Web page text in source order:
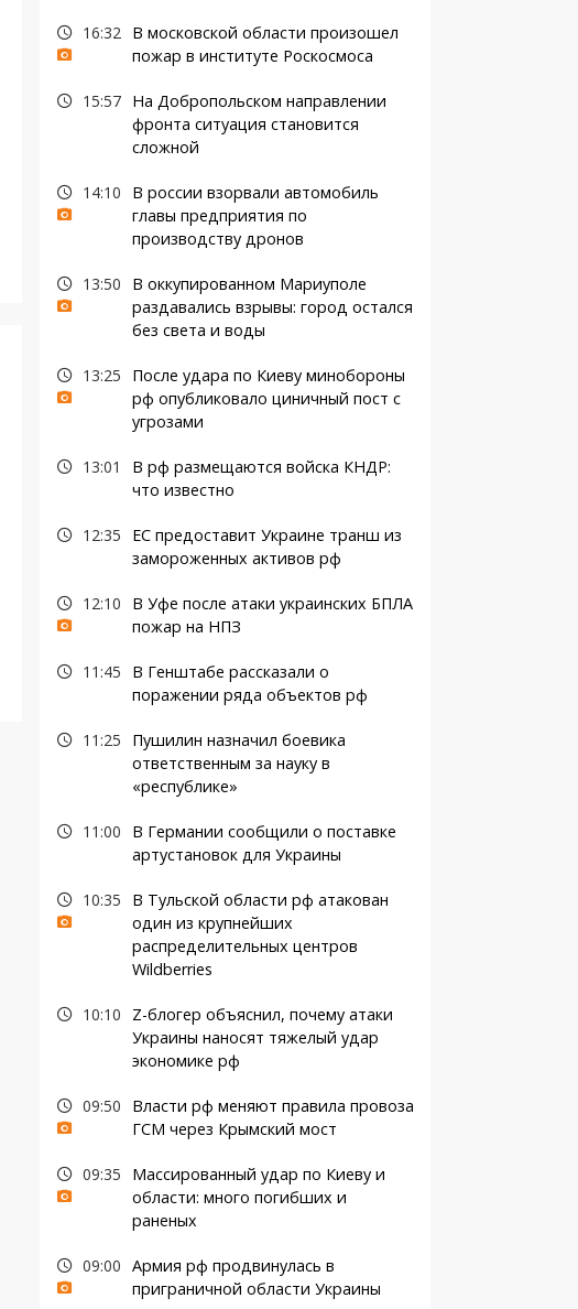
16:32
В московской области произошел
пожар в институте Роскосмоса
15:57
На Добропольском направлении
фронта ситуация становится
сложной
14:10
В россии взорвали автомобиль
главы предприятия по
производству дронов
13:50
В оккупированном Мариуполе
раздавались взрывы: город остался
без света и воды
13:25
После удара по Киеву минобороны
рф опубликовало циничный пост с
угрозами
13:01
В рф размещаются войска КНДР:
что известно
12:35
ЕС предоставит Украине транш из
замороженных активов рф
12:10
В Уфе после атаки украинских БПЛА
пожар на НПЗ
11:45
В Генштабе рассказали о
поражении ряда объектов рф
11:25
Пушилин назначил боевика
ответственным за науку в
«республике»
11:00
В Германии сообщили о поставке
артустановок для Украины
10:35
В Тульской области рф атакован
один из крупнейших
распределительных центров
Wildberries
10:10
Z-блогер объяснил, почему атаки
Украины наносят тяжелый удар
экономике рф
09:50
Власти рф меняют правила провоза
ГСМ через Крымский мост
09:35
Массированный удар по Киеву и
области: много погибших и
раненых
09:00 Армия рф продвинулась в
приграничной области Украины